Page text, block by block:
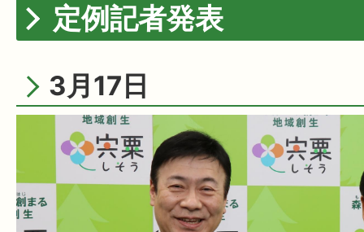
定例記者発表
3月17日